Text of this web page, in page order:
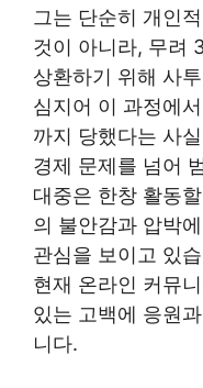
그는 단순히 개인
것이 아니라, 무려
상환하기 위해 사
심지어 이 과정에
까지 당했다는 사
경제 문제를 넘어
대중은 한창 활동
의 불안감과 압박
관심을 보이고 있
현재 온라인 커뮤
있는 고백에 응원
니다.